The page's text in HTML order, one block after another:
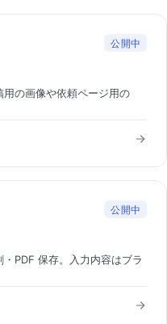
公開中
の画像や依頼ページ用の
公開中
PDF 保存。入力内容はブラ